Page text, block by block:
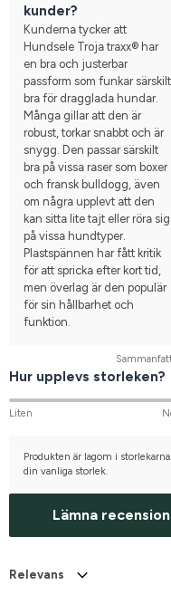
kunder?
Kunderna tycker att
Hundsele Troja traxx® har
en bra och justerbar
passform som funkar särskilt
bra för dragglada hundar.
Många gillar att den är
robust, torkar snabbt och är
snygg. Den passar särskilt
bra på vissa raser som boxer
och fransk bulldogg, även
om några upplevt att den
kan sitta lite tajt eller röra sig
på vissa hundtyper.
Plastspännen har fått kritik
för att spricka efter kort tid,
men överlag är den populär
för sin hållbarhet och
funktion.
Hur upplevs storleken?
Liten
Produkten är lagom i
din vanliga storlek.
Lämna recension
Relevans